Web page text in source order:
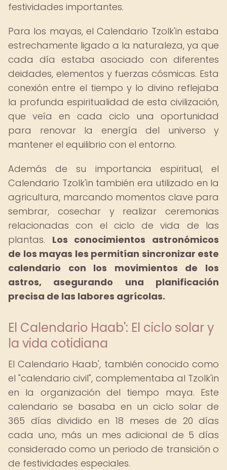
festividades importantes.
Para los mayas, el Calendario Tzolk'in estaba
estrechamente ligado a la naturaleza, ya que
cada día estaba asociado con diferentes
deidades, elementos y fuerzas cósmicas. Esta
conexión entre el tiempo y lo divino reflejaba
la profunda espiritualidad de esta civilización,
que veía en cada ciclo una oportunidad
para renovar la energía del universo y
mantener el equilibrio con el entorno.
Además de su importancia espiritual, el
Calendario Tzolk'in también era utilizado en la
agricultura, marcando momentos clave para
sembrar, cosechar y realizar ceremonias
relacionadas con el ciclo de vida de las
plantas. Los conocimientos astronómicos
de los mayas les permitían sincronizar este
calendario con los movimientos de los
astros, asegurando una planificación
precisa de las labores agrícolas.
El Calendario Haab': El ciclo solar y
la vida cotidiana
El Calendario Haab', también conocido como
el "calendario civil", complementaba al Tzolk'in
en la organización del tiempo maya. Este
calendario se basaba en un ciclo solar de
365 días dividido en 18 meses de 20 días
cada uno, más un mes adicional de 5 días
considerado como un periodo de transición o
de festividades especiales.